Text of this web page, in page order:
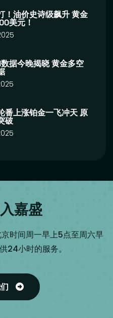
！油价史诗级飙升 黄金
美元！
据今晚揭晓 黄金多空
番上涨铂金一飞冲天 原
破
嘉盛
时间周一早上5点至周六早
24小时的服务。